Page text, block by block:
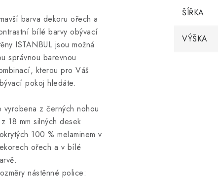
barva dekoru ořech a
bílé barvy obývací
ISTANBUL jsou možná
správnou barevnou
kterou pro Váš
pokoj hledáte.
vyrobena z černých nohou
18 mm silných desek
100 % melaminem v
ořech a v bílé
nástěnné police:
ŠÍŘKA
VÝŠKA